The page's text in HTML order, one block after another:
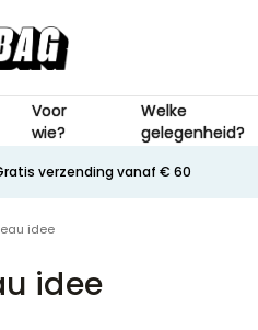
Voor
wie?
Welke
gelegenheid?
verzending vanaf € 60
idee
idee